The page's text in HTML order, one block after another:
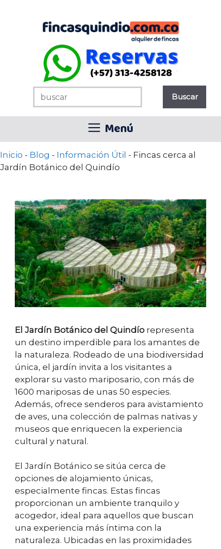
Menú
Inicio - Blog - Información Útil - Fincas cerca al
Jardín Botánico del Quindío
El Jardín Botánico del Quindío representa
un destino imperdible para los amantes de
la naturaleza. Rodeado de una biodiversidad
única, el jardín invita a los visitantes a
explorar su vasto mariposario, con más de
1600 mariposas de unas 50 especies.
Además, ofrece senderos para avistamiento
de aves, una colección de palmas nativas y
museos que enriquecen la experiencia
cultural y natural.
El Jardín Botánico se sitúa cerca de
opciones de alojamiento únicas,
especialmente fincas. Estas fincas
proporcionan un ambiente tranquilo y
acogedor, ideal para aquellos que buscan
una experiencia más íntima con la
naturaleza. Ubicadas en las proximidades